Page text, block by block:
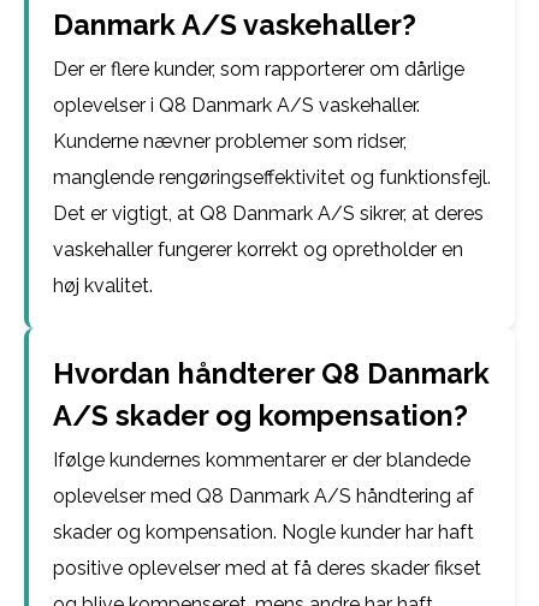
Danmark A/S vaskehaller?
Der er flere kunder, som rapporterer om dårlige
oplevelser i Q8 Danmark A/S vaskehaller.
Kunderne nævner problemer som ridser,
manglende rengøringseffektivitet og funktionsfejl.
Det er vigtigt, at Q8 Danmark A/S sikrer, at deres
vaskehaller fungerer korrekt og opretholder en
høj kvalitet.
Hvordan håndterer Q8 Danmark
A/S skader og kompensation?
Ifølge kundernes kommentarer er der blandede
oplevelser med Q8 Danmark A/S håndtering af
skader og kompensation. Nogle kunder har haft
positive oplevelser med at få deres skader fikset